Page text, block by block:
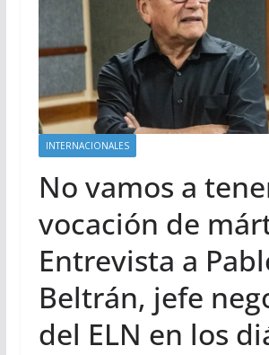
INTERNACIONALES
No vamos a
vocación de
Entrevista a
Beltrán, jefe
del ELN en los